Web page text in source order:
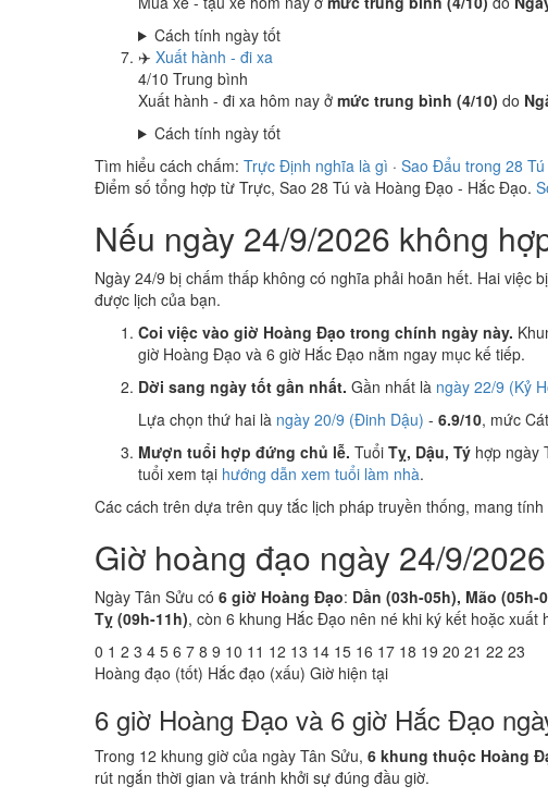
Cách tính ngày tốt
✈️ Xuất hành - đi xa
4/10 Trung bình
Xuất hành - đi xa hôm nay ở mức trung bình (4/10) do
Cách tính ngày tốt
Tìm hiểu cách chấm: Trực Định nghĩa là gì · Sao Đẩu trong 28 Tú
Điểm số tổng hợp từ Trực, Sao 28 Tú và Hoàng Đạo - Hắc Đạo.
Nếu ngày 24/9/2026 không
Ngày 24/9 bị chấm thấp không có nghĩa phải hoãn hết. Hai việc
được lịch của bạn.
Coi việc vào giờ Hoàng Đạo trong chính ngày này.
giờ Hoàng Đạo và 6 giờ Hắc Đạo nằm ngay mục kế tiếp.
Dời sang ngày tốt gần nhất. Gần nhất là ngày 22/9 (Kỷ
Lựa chọn thứ hai là ngày 20/9 (Đinh Dậu) - 6.9/10, mức
Mượn tuổi hợp đứng chủ lễ. Tuổi Tỵ, Dậu, Tý hợp ngày
tuổi xem tại hướng dẫn xem tuổi làm nhà.
Các cách trên dựa trên quy tắc lịch pháp truyền thống, mang
Giờ hoàng đạo ngày 24/9/
Ngày Tân Sửu có 6 giờ Hoàng Đạo: Dần (03h-05h), Mão
Tỵ (09h-11h), còn 6 khung Hắc Đạo nên né khi ký kết hoặc xuất
0 1 2 3 4 5 6 7 8 9 10 11 12 13 14 15 16 17 18 19 20 21 22 23
Hoàng đạo (tốt) Hắc đạo (xấu) Giờ hiện tại
6 giờ Hoàng Đạo và 6 giờ Hắc Đạo
Trong 12 khung giờ của ngày Tân Sửu, 6 khung thuộc Hoàng
rút ngắn thời gian và tránh khởi sự đúng đầu giờ.